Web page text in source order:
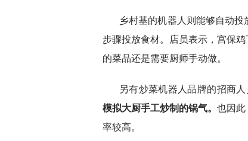
乡村基的机器人则能够自动
步骤投放食材。店员表示，宫保
的菜品还是需要厨师手动做。
另有炒菜机器人品牌的招商人
模拟大厨手工炒制的锅气。 也因
率较高。